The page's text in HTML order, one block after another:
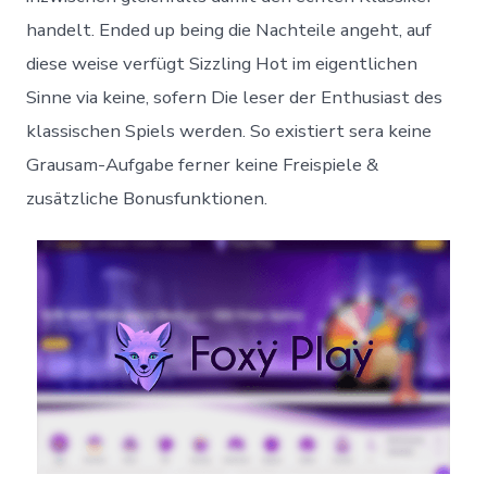
handelt. Ended up being die Nachteile angeht, auf
diese weise verfügt Sizzling Hot im eigentlichen
Sinne via keine, sofern Die leser der Enthusiast des
klassischen Spiels werden. So existiert sera keine
Grausam-Aufgabe ferner keine Freispiele &
zusätzliche Bonusfunktionen.